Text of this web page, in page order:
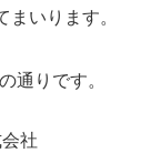
いります。
りです。
社